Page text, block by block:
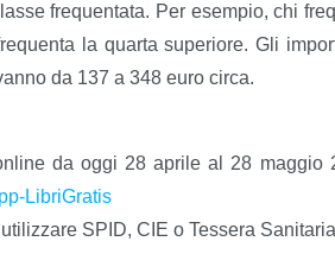
frequentata. Per esempio, chi
la quarta superiore. Gli
da 137 a 348 euro circa.
da oggi 28 aprile al 28 maggio
LibriGratis
SPID, CIE o Tessera